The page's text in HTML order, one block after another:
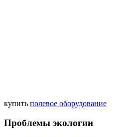
купить полевое оборудование
Проблемы экологии